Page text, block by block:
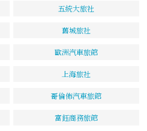
五統大旅社
舊城旅社
歐洲汽車旅館
上海旅社
哥倫佈汽車旅館
富鈺商務旅館